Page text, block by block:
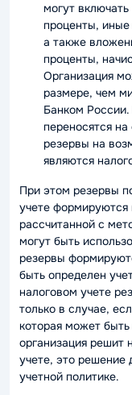
могут
проценты,
а также
проценты,
Организация
размере, чем
Банком
переносятся
резервы на
являются
При этом резервы
учете формируются
рассчитанной с
могут быть
резервы
быть определен
налоговом учете
только в случае,
которая может
организация решит
учете, это решение
учетной политике.